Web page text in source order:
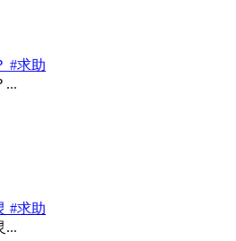
#求助
...
#求助
...